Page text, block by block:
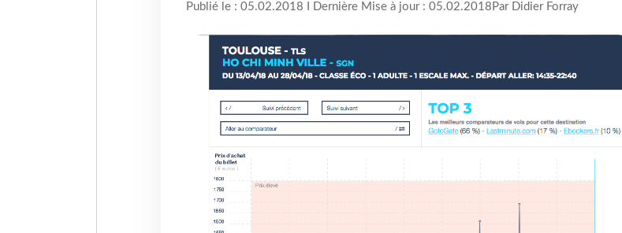
Publié le : 05.02.2018 I Dernière Mise à jour : 05.02.2018 Par Didier Forray